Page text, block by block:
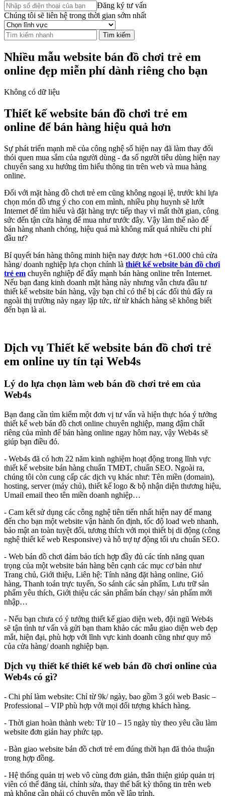
Đăng ký tư vấn
Chúng tôi sẽ liên hệ trong thời gian sớm nhất
Tìm kiếm
Nhiều mẫu website bán đồ chơi trẻ em
online đẹp miễn phí dành riêng cho bạn
Không có dữ liệu
Thiết kế website bán đồ chơi trẻ em
online để bán hàng hiệu quả hơn
Sự phát triển mạnh mẽ của công nghệ số hiện nay đã làm thay đổi
thói quen mua sắm của người dùng - đa số người tiêu dùng hiện nay
chuyển sang xu hướng tìm hiểu thông tin trên web và mua hàng
online.
Đối với mặt hàng đồ chơi trẻ em cũng không ngoại lệ, trước khi lựa
chọn món đồ ưng ý cho con em mình, nhiều phụ huynh sẽ lướt
Internet để tìm hiểu và đặt hàng trực tiếp thay vì mất thời gian, công
sức đến tận cửa hàng để mua như trước đây. Vậy làm thế nào để
bán hàng nhanh chóng, hiệu quả mà không mất quá nhiều chi phí
đầu tư?
Bí quyết bán hàng thông minh hiện nay được hơn +61.000 chủ cửa
hàng/ doanh nghiệp lựa chọn chính là thiết kế website bán đồ chơi
trẻ em chuyên nghiệp để đẩy mạnh bán hàng online trên Internet.
Nếu bạn đang kinh doanh mặt hàng này nhưng vẫn chưa đầu tư
thiết kế website bán hàng, vậy bạn chỉ có thể bị các đối thủ đẩy ra
ngoài thị trường này ngay lập tức, từ từ khách hàng sẽ không biết
đến bạn là ai.
Dịch vụ Thiết kế website bán đồ chơi trẻ
em online uy tín tại Web4s
Lý do lựa chọn làm web bán đồ chơi trẻ em của
Web4s
Bạn đang cần tìm kiếm một đơn vị tư vấn và hiện thực hóa ý tưởng
thiết kế web bán đồ chơi online chuyên nghiệp, mang đậm chất
riêng của mình để bán hàng online ngay hôm nay, vậy Web4s sẽ
giúp bạn điều đó.
- Web4s đã có hơn 22 năm kinh nghiệm hoạt động trong lĩnh vực
thiết kế website bán hàng chuẩn TMĐT, chuẩn SEO. Ngoài ra,
chúng tôi còn cung cấp các dịch vụ khác như: Tên miền (domain),
hosting, server (máy chủ), thiết kế logo & bộ nhận diện thương hiệu,
Umail email theo tên miền doanh nghiệp…
- Cam kết sử dụng các công nghệ tiên tiến nhất hiện nay để mang
đến cho bạn một website vận hành ổn định, tốc độ load web nhanh,
bảo mật an toàn tuyệt đối, tương thích với mọi thiết bị di động (công
nghệ thiết kế web Responsive) và hỗ trợ tự động tối ưu chuẩn SEO.
- Web bán đồ chơi đảm bảo tích hợp đầy đủ các tính năng quan
trọng của một website bán hàng bên cạnh các mục cơ bản như
Trang chủ, Giới thiệu, Liên hệ: Tính năng đặt hàng online, Giỏ
hàng, Thanh toán trực tuyến, So sánh các sản phẩm, Lưu trữ sản
phẩm yêu thích, Giới thiệu các sản phẩm bán chạy/ sản phẩm mới
nhập…
- Nếu bạn chưa có ý tưởng thiết kế giao diện web, đội ngũ Web4s
sẽ tận tình tư vấn và gửi bạn tham khảo các mẫu giao diện web đẹp
mắt, hiện đại, phù hợp với lĩnh vực kinh doanh cũng như quy mô
của cửa hàng/ doanh nghiệp bạn.
Dịch vụ thiết kế thiết kế web bán đồ chơi online của
Web4s có gì?
- Chi phí làm website: Chỉ từ 9k/ ngày, bao gồm 3 gói web Basic –
Professional – VIP phù hợp với mọi đối tượng khách hàng.
- Thời gian hoàn thành web: Từ 10 – 15 ngày tùy theo yêu cầu làm
website đơn giản hay phức tạp.
- Bàn giao website bán đồ chơi trẻ em đúng thời hạn đã thỏa thuận
trong hợp đồng.
- Hệ thống quản trị web vô cùng đơn giản, thân thiện giúp quản trị
viên có thể đăng tải, chỉnh sửa, thay thế bất kỳ thông tin trên web
mà không cần phải có chuyên môn về lập trình.